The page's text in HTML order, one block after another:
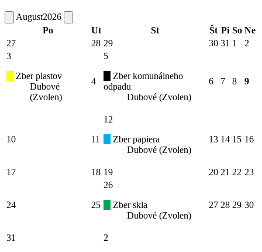
August2026
Po
Ut St Št Pi So Ne
27
28 29 30 31 1
2
3
Zber plastov
Dubové
(Zvolen)
4
5
Zber komunálneho
odpadu
Dubové (Zvolen)
6 7 8 9
10 11
12
Zber papiera
Dubové (Zvolen)
13 14 15 16
17 18 19 20 21 22 23
24 25
26
Zber skla
Dubové (Zvolen)
27 28 29 30
31
2